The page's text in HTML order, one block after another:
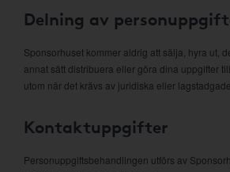
Delning av
Sponsorhuset kommer aldrig att sälja, hyra ut,
annat sätt distribuera eller göra dina uppgifter
utom när det krävs av juridiska eller
Kontaktuppgifter
Personuppgiftsbehandlingen utförs av